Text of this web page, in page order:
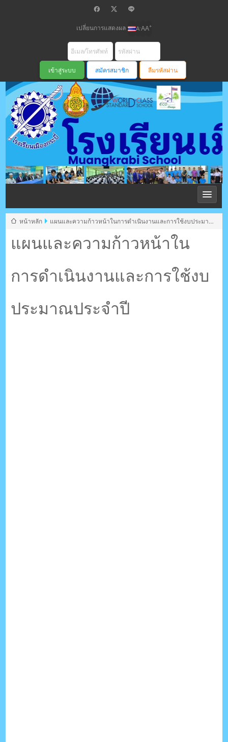
เปลี่ยนการแสดงผล A-AA+
สมัครสมาชิก ลืมรหัสผ่าน
โรงเรียนเมือง
กระบี่ สพม
ตรัง กระบี่
ระบบบริหารจัดการเว็บไซต์ (CMS) ด้วย Ajax โดยคนไทย
แผนและความก้าวหน้าใน
การดำเนินงานและการใช้งบ
ประมาณประจำปี
หน้าหลัก
แผนและความก้าวหน้าในการดำเนินงานและการใช้งบประมาณ